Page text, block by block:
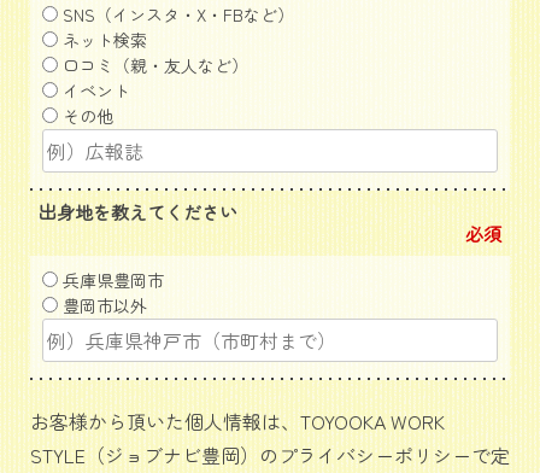
SNS（インスタ・X・FBなど）
ネット検索
口コミ（親・友人など）
イベント
その他
出身地を教えてください
必須
兵庫県豊岡市
豊岡市以外
お客様から頂いた個人情報は、TOYOOKA WORK
STYLE（ジョブナビ豊岡）のプライバシーポリシーで定